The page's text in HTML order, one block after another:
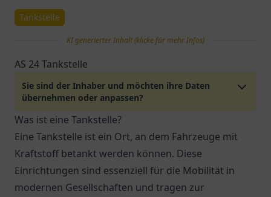
Tankstelle
KI generierter Inhalt (klicke für mehr Infos)
AS 24 Tankstelle
Sie sind der Inhaber und möchten ihre Daten
übernehmen oder anpassen?
Was ist eine Tankstelle?
Eine Tankstelle ist ein Ort, an dem Fahrzeuge mit
Kraftstoff betankt werden können. Diese
Einrichtungen sind essenziell für die Mobilität in
modernen Gesellschaften und tragen zur